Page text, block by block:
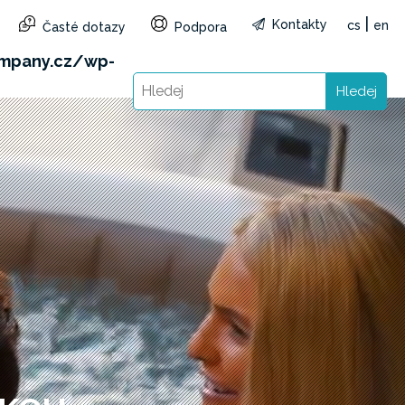
Failed to open stream: HTTP
wp-
Časté dotazy Podpora Kontakty cs en
Hledej